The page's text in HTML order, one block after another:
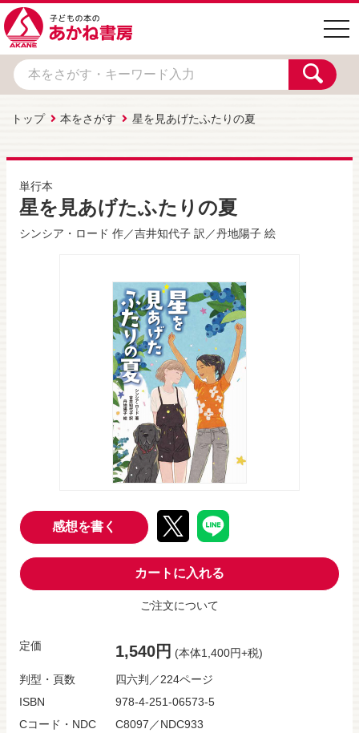
トップ 本をさがす 星を見あげたふたりの夏
単行本
星を見あげたふたりの夏
シンシア・ロード 作／吉井知代子 訳／丹地陽子 絵
感想を書く
カートに入れる
ご注文について
定価 1,540円 (本体1,400円+税)
判型・頁数
四六判／224ページ
ISBN
978-4-251-06573-5
Cコード・NDC
C8097／NDC933